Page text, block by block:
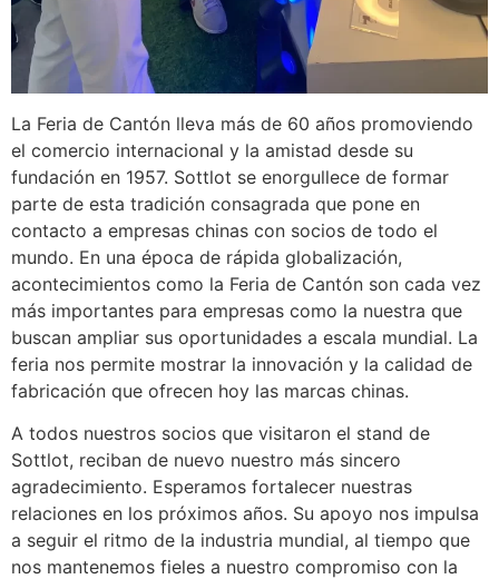
La Feria de Cantón lleva más de 60 años promoviendo
el comercio internacional y la amistad desde su
fundación en 1957. Sottlot se enorgullece de formar
parte de esta tradición consagrada que pone en
contacto a empresas chinas con socios de todo el
mundo. En una época de rápida globalización,
acontecimientos como la Feria de Cantón son cada vez
más importantes para empresas como la nuestra que
buscan ampliar sus oportunidades a escala mundial. La
feria nos permite mostrar la innovación y la calidad de
fabricación que ofrecen hoy las marcas chinas.
A todos nuestros socios que visitaron el stand de
Sottlot, reciban de nuevo nuestro más sincero
agradecimiento. Esperamos fortalecer nuestras
relaciones en los próximos años. Su apoyo nos impulsa
a seguir el ritmo de la industria mundial, al tiempo que
nos mantenemos fieles a nuestro compromiso con la